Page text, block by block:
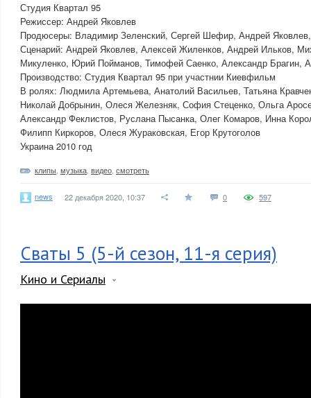
Студия Квартал 95
Режиссер: Андрей Яковлев
Продюсеры: Владимир Зеленский, Сергей Шефир, Андрей
Сценарий: Андрей Яковлев, Алексей Жиленков, Андрей Ильков,
Микуленко, Юрий Пойманов, Тимофей Саенко, Александр Брагин,
Производство: Студия Квартал 95 при участнии Киевфильм
В ролях: Людмила Артемьева, Анатолий Васильев, Татьяна
Николай Добрынин, Олеся Железняк, София Стеценко, Ольга
Александр Феклистов, Руслана Пысанка, Олег Комаров, Инна
Филипп Киркоров, Олеся Жураковская, Егор Крутоголов
Украина 2010 год
клипы музыка видео смотреть
news 22 декабря 2020, 10:37 0 597
Сваты 5 (5-й сезон, 11-я серия)
Кино и Сериалы